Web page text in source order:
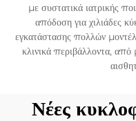
με συστατικά ιατρικής
απόδοση για χιλιάδες
εγκατάστασης πολλών
κλινικά περιβάλλοντα, από
Νέες